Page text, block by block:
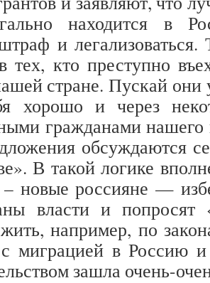
находится в
и легализоваться.
тех, кто преступно
стране. Пускай они
хорошо и через
гражданами нашего
обсуждаются
В такой логике
новые россияне —
власти и
например, по
с миграцией в Россию
зашла очень-